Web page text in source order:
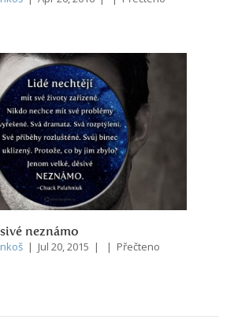
neznámo
| Jul 20, 2015 | | Přečteno